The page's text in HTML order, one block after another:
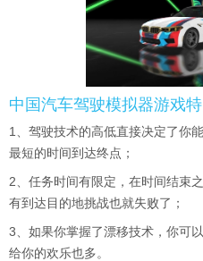
中国汽车驾驶模拟器游戏
1、驾驶技术的高低直接决定了你
最短的时间到达终点；
2、任务时间有限定，在时间结束
有到达目的地挑战也就失败了；
3、如果你掌握了漂移技术，你可
给你的欢乐也多。